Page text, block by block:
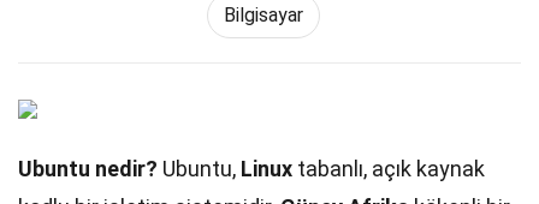
Bilgisayar
Ubuntu nedir? Ubuntu, Linux tabanlı, açık kaynak